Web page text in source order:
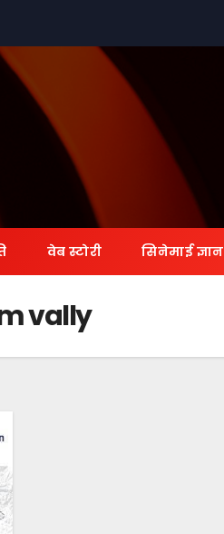
वेब स्टोरी सिनेमाई ज्ञान
vally